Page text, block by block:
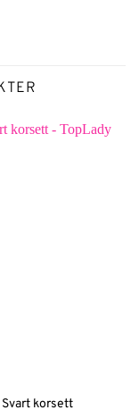
Svart korsett